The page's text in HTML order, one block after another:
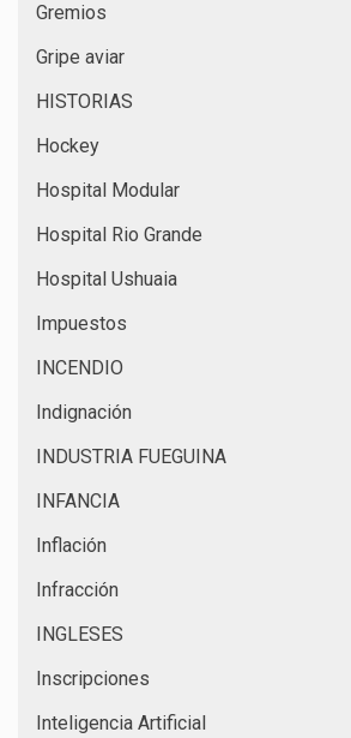
Gremios
Gripe aviar
HISTORIAS
Hockey
Hospital Modular
Hospital Rio Grande
Hospital Ushuaia
Impuestos
INCENDIO
Indignación
INDUSTRIA FUEGUINA
INFANCIA
Inflación
Infracción
INGLESES
Inscripciones
Inteligencia Artificial